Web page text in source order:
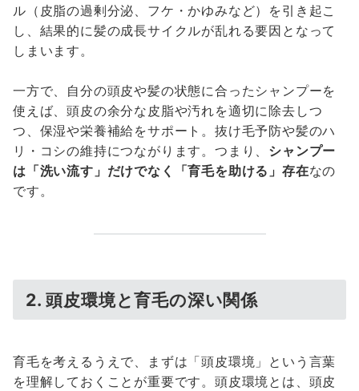
ル（皮脂の過剰分泌、フケ・かゆみなど）を引き起こ
し、結果的に髪の成長サイクルが乱れる要因となって
しまいます。
一方で、自分の頭皮や髪の状態に合ったシャンプーを
使えば、頭皮の余分な皮脂や汚れを適切に除去しつ
つ、保湿や栄養補給をサポート。抜け毛予防や髪のハ
リ・コシの維持につながります。つまり、 シャンプー
は「洗い流す」だけでなく「育毛を助ける」存在なの
です。
2. 頭皮環境と育毛の深い関係
育毛を考えるうえで、まずは「頭皮環境」という言葉
を理解しておくことが重要です。頭皮環境とは、頭皮